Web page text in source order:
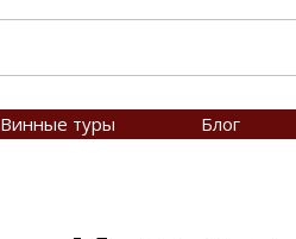
Винные туры Блог